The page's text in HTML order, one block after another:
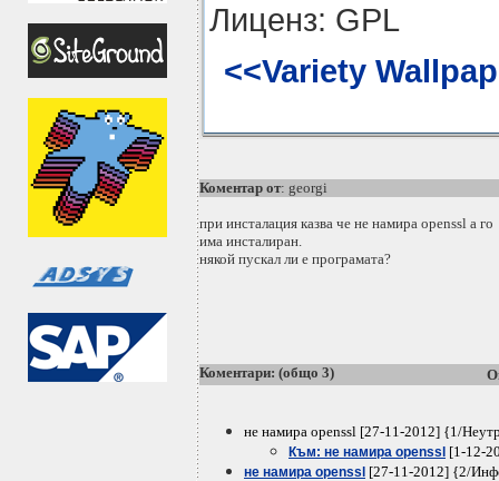
Лиценз: GPL
<<Variety
Коментар от: georgi
при инсталация казва че не намира openssl а го
има инсталиран.
някой пускал ли е програмата?
Коментари: (общо 3)
не намира openssl [27-11-2012] {1/
Към: не намира openssl [1-12-
не намира openssl [27-11-2012] {2/